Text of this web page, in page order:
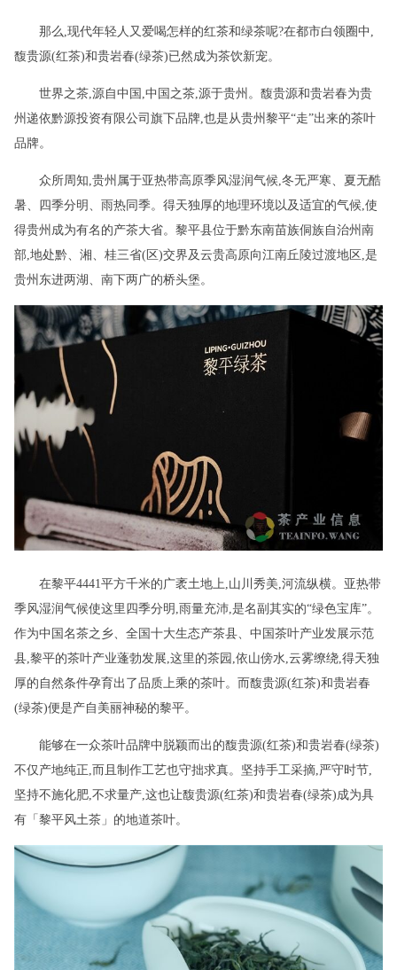
那么,现代年轻人又爱喝怎样的红茶和绿茶呢?在都市白领圈中,
馥贵源(红茶)和贵岩春(绿茶)已然成为茶饮新宠。
世界之茶,源自中国,中国之茶,源于贵州。馥贵源和贵岩春为贵
州递依黔源投资有限公司旗下品牌,也是从贵州黎平“走”出来的茶叶
品牌。
众所周知,贵州属于亚热带高原季风湿润气候,冬无严寒、夏无酷
暑、四季分明、雨热同季。得天独厚的地理环境以及适宜的气候,使
得贵州成为有名的产茶大省。黎平县位于黔东南苗族侗族自治州南
部,地处黔、湘、桂三省(区)交界及云贵高原向江南丘陵过渡地区,是
贵州东进两湖、南下两广的桥头堡。
在黎平4441平方千米的广袤土地上,山川秀美,河流纵横。亚热带
季风湿润气候使这里四季分明,雨量充沛,是名副其实的“绿色宝库”。
作为中国名茶之乡、全国十大生态产茶县、中国茶叶产业发展示范
县,黎平的茶叶产业蓬勃发展,这里的茶园,依山傍水,云雾缭绕,得天独
厚的自然条件孕育出了品质上乘的茶叶。而馥贵源(红茶)和贵岩春
(绿茶)便是产自美丽神秘的黎平。
能够在一众茶叶品牌中脱颖而出的馥贵源(红茶)和贵岩春(绿茶)
不仅产地纯正,而且制作工艺也守拙求真。坚持手工采摘,严守时节,
坚持不施化肥,不求量产,这也让馥贵源(红茶)和贵岩春(绿茶)成为具
有「黎平风土茶」的地道茶叶。